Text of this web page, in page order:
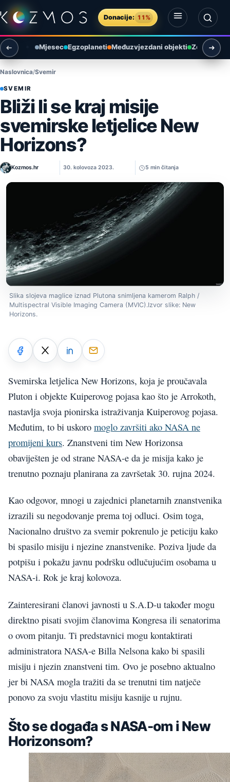
Preskoči na sadržaj
Donacije: 11%
Otvori izbornik
Otvori pretragu
Mjesec Egzoplaneti Međuzvjezdani objekti Zemlja i
Naslovnica Svemir
SVEMIR
Bliži li se kraj misije
svemirske letjelice New
Horizons?
Kozmos.hr 30. kolovoza 2023. 5 min čitanja
Slika slojeva maglice iznad Plutona snimljena kamerom Ralph /
Multispectral Visible Imaging Camera (MVIC).Izvor slike: New
Horizons.
Svemirska letjelica New Horizons, koja je proučavala
Pluton i objekte Kuiperovog pojasa kao što je Arrokoth,
nastavlja svoja pionirska istraživanja Kuiperovog pojasa.
Međutim, to bi uskoro moglo završiti ako NASA ne
promijeni kurs. Znanstveni tim New Horizonsa
obaviješten je od strane NASA-e da je misija kako je
trenutno poznaju planirana za završetak 30. rujna 2024.
Kao odgovor, mnogi u zajednici planetarnih znanstvenika
izrazili su negodovanje prema toj odluci. Osim toga,
Nacionalno društvo za svemir pokrenulo je peticiju kako
bi spasilo misiju i njezine znanstvenike. Poziva ljude da
potpišu i pokažu javnu podršku odlučujućim osobama u
NASA-i. Rok je kraj kolovoza.
Zainteresirani članovi javnosti u S.A.D-u također mogu
direktno pisati svojim članovima Kongresa ili senatorima
o ovom pitanju. Ti predstavnici mogu kontaktirati
administratora NASA-e Billa Nelsona kako bi spasili
misiju i njezin znanstveni tim. Ovo je posebno aktualno
jer bi NASA mogla tražiti da se trenutni tim natječe
ponovo za svoju vlastitu misiju kasnije u rujnu.
Što se događa s NASA-om i New
Horizonsom?